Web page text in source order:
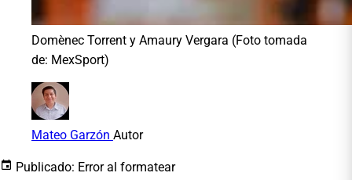
Domènec Torrent y Amaury Vergara (Foto tomada
de: MexSport)
Mateo Garzón Autor
Publicado: Error al formatear